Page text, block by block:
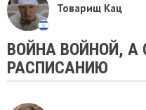
Товарищ Кац
ВОЙНА ВОЙНОЙ, А
РАСПИСАНИЮ